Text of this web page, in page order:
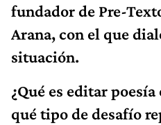
fundador de Pre-
Arana, con el que
situación.
¿Qué es editar
qué tipo de desafío